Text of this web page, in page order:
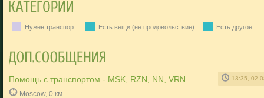
Нужен транспорт Есть вещи (не продовольствие) Есть другое
Помощь с транспортом - MSK, RZN, NN, VRN 13:35,
Moscow, 0 км